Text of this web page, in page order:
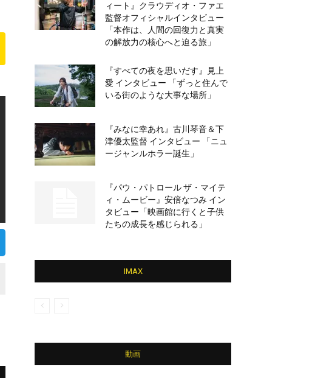
ィート』クラウディオ・ファエ
監督オフィシャルインタビュー
「本作は、人間の回復力と真実
の解放力の核心へと迫る旅」
『すべての夜を思いだす』見上
愛 インタビュー 「ずっと住んで
いる街のような大事な場所」
『みなに幸あれ』古川琴音＆下
津優太監督 インタビュー 「ニュ
ージャンルホラー誕生」
『パウ・パトロール ザ・マイテ
ィ・ムービー』安倍なつみ イン
タビュー「映画館に行くと子供
たちの成長を感じられる」
IMAX
動画